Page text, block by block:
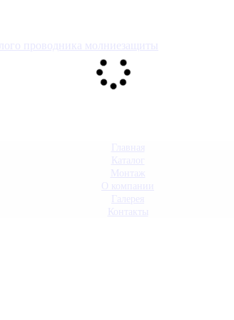
проводника молниезащиты
Главная
Каталог
Монтаж
О компании
Галерея
Контакты